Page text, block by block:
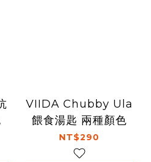
VIIDA Chubby Ula
餵食湯匙 兩種顏色
NT$290